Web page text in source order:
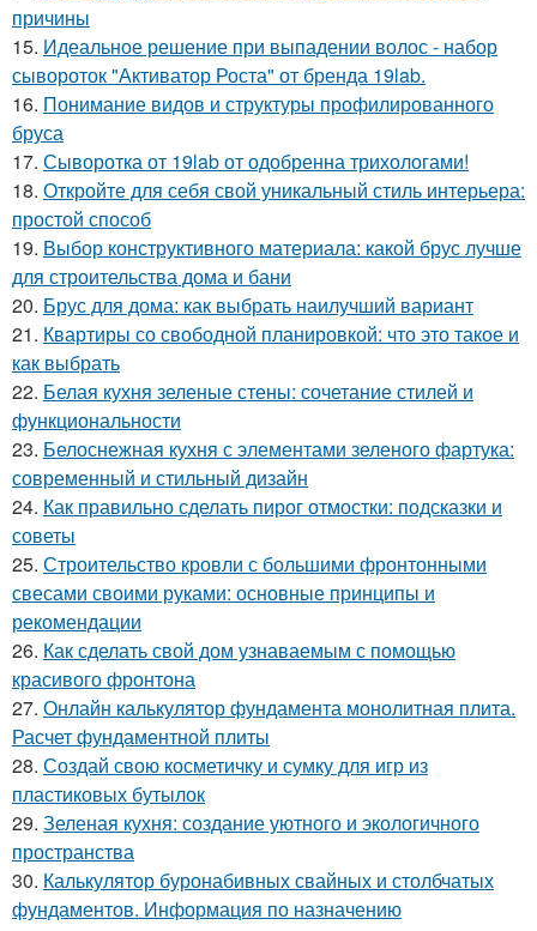
причины
15. Идеальное решение при выпадении волос - набор
сывороток "Активатор Роста" от бренда 19lab.
16. Понимание видов и структуры профилированного
бруса
17. Сыворотка от 19lab от одобренна трихологами!
18. Откройте для себя свой уникальный стиль интерьера:
простой способ
19. Выбор конструктивного материала: какой брус лучше
для строительства дома и бани
20. Брус для дома: как выбрать наилучший вариант
21. Квартиры со свободной планировкой: что это такое и
как выбрать
22. Белая кухня зеленые стены: сочетание стилей и
функциональности
23. Белоснежная кухня с элементами зеленого фартука:
современный и стильный дизайн
24. Как правильно сделать пирог отмостки: подсказки и
советы
25. Строительство кровли с большими фронтонными
свесами своими руками: основные принципы и
рекомендации
26. Как сделать свой дом узнаваемым с помощью
красивого фронтона
27. Онлайн калькулятор фундамента монолитная плита.
Расчет фундаментной плиты
28. Создай свою косметичку и сумку для игр из
пластиковых бутылок
29. Зеленая кухня: создание уютного и экологичного
пространства
30. Калькулятор буронабивных свайных и столбчатых
фундаментов. Информация по назначению